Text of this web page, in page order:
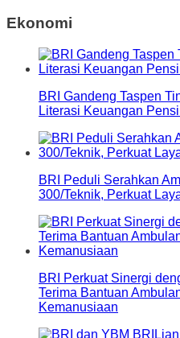
Ekonomi
BRI Gandeng Taspen
Literasi Keuangan
BRI Peduli Serahkan
300/Teknik, Perkuat
BRI Perkuat Sinergi
Terima Bantuan
Kemanusiaan